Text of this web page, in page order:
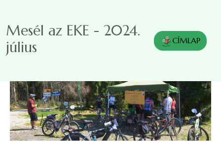
Mesél az EKE - 2024.
július
CÍMLAP